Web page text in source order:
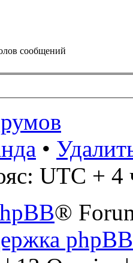
сообщений
•
UTC + 4
®
phpBB